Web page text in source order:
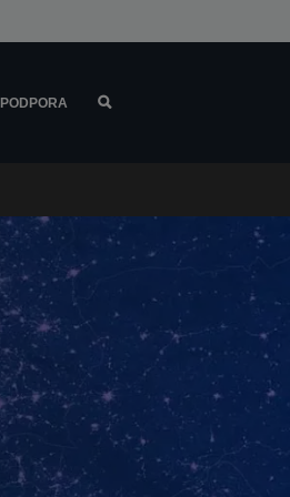
PODPORA